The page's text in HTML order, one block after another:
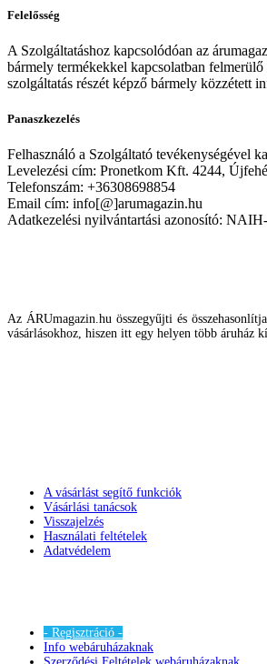
Felelősség
A Szolgáltatáshoz kapcsolódóan az
bármely termékekkel kapcsolatban
szolgáltatás részét képző bármely közzétett
Panaszkezelés
Felhasználó a Szolgáltató tevékenységével
Levelezési cím: Pronetkom Kft. 4244,
Telefonszám: +36308698854
Email cím: info[@]arumagazin.hu
Adatkezelési nyilvántartási azonosító:
Az ÁRUmagazin.hu összegyűjti és
vásárlásokhoz, hiszen itt egy helyen több áruház
A vásárlást segítő funkciók
Vásárlási tanácsok
Visszajelzés
Használati feltételek
Adatvédelem
- Regisztráció -
Info webáruházaknak